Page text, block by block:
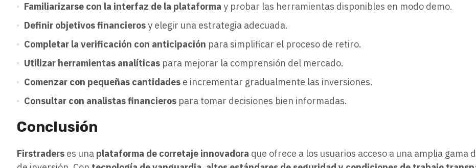
Familiarizarse con la interfaz de la plataforma y probar las herramientas disponibles en modo demo.
Definir objetivos financierosy elegir una estrategia adecuada.
Completar la verificación con anticipación para simplificar el proceso de retiro.
Utilizar herramientas analíticas para mejorar la comprensión del mercado.
Comenzar con pequeñas cantidades e incrementar gradualmente las inversiones.
Consultar con analistas financieros para tomar decisiones bien informadas.
Conclusión
Firstraders es una plataforma de corretaje innovadora que ofrece a los usuarios acceso a una amplia